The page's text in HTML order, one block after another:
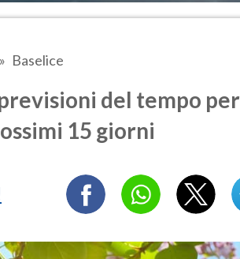
Baselice
del tempo per
15 giorni